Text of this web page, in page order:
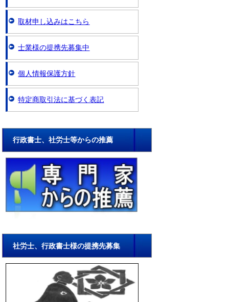
取材申し込みはこちら
士業様の提携先募集中
個人情報保護方針
特定商取引法に基づく表記
行政書士、社労士等からの推薦
社労士、行政書士様の提携先募集